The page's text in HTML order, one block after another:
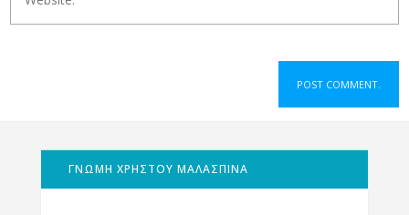
ΓΝΩΜΗ ΧΡΗΣΤΟΥ ΜΑΛΑΣΠΙΝΑ